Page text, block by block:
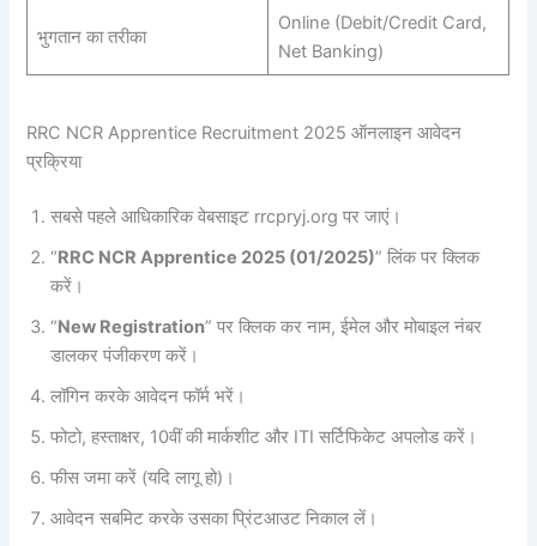
भुगतान का तरीका
Online (Debit/Credit Card,
Net Banking)
RRC NCR Apprentice Recruitment 2025 ऑनलाइन आवेदन
प्रक्रिया
सबसे पहले आधिकारिक वेबसाइट rrcpryj.org पर जाएं।
“RRC NCR Apprentice 2025 (01/2025)” लिंक पर क्लिक
करें।
“New Registration” पर क्लिक कर नाम, ईमेल और मोबाइल नंबर
डालकर पंजीकरण करें।
लॉगिन करके आवेदन फॉर्म भरें।
फोटो, हस्ताक्षर, 10वीं की मार्कशीट और ITI सर्टिफिकेट अपलोड करें।
फीस जमा करें (यदि लागू हो)।
आवेदन सबमिट करके उसका प्रिंटआउट निकाल लें।